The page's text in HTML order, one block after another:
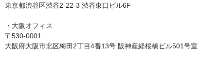
東京都渋谷区渋谷2-22-3 渋谷東口ビル6F
・大阪オフィス
〒530-0001
大阪府大阪市北区梅田2丁目4番13号 阪神産経桜橋ビル501号室